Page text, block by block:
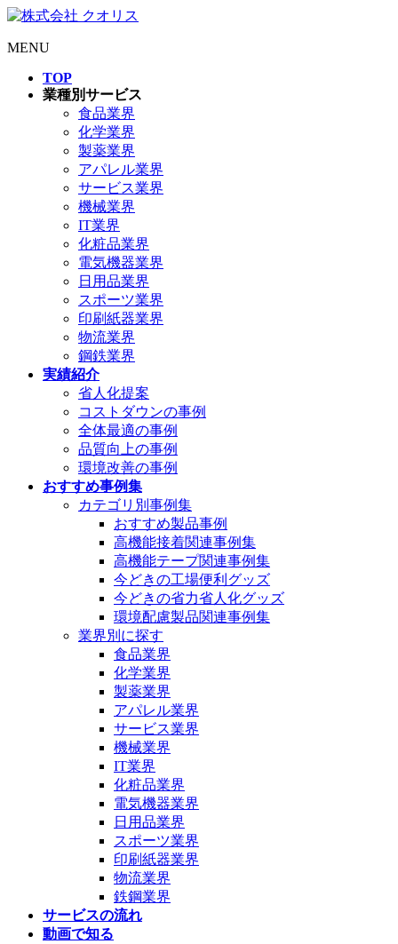
MENU
TOP
業種別サービス
食品業界
化学業界
製薬業界
アパレル業界
サービス業界
機械業界
IT業界
化粧品業界
電気機器業界
日用品業界
スポーツ業界
印刷紙器業界
物流業界
鋼鉄業界
実績紹介
省人化提案
コストダウンの事例
全体最適の事例
品質向上の事例
環境改善の事例
おすすめ事例集
カテゴリ別事例集
おすすめ製品事例
高機能接着関連事例集
高機能テープ関連事例集
今どきの工場便利グッズ
今どきの省力省人化グッズ
環境配慮製品関連事例集
業界別に探す
食品業界
化学業界
製薬業界
アパレル業界
サービス業界
機械業界
IT業界
化粧品業界
電気機器業界
日用品業界
スポーツ業界
印刷紙器業界
物流業界
鉄鋼業界
サービスの流れ
動画で知る